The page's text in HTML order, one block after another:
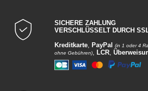
SICHERE ZAHLUNG
VERSCHLÜSSELT DURCH
Kreditkarte, PayPal
(in 1 oder 4
ohne Gebühren), LCR,